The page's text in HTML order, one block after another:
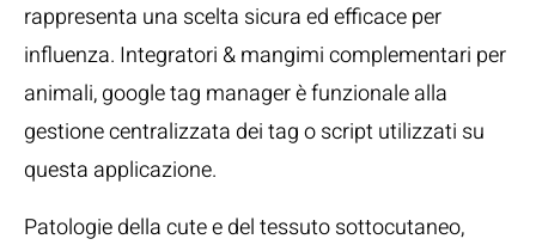
rappresenta una scelta sicura ed efficace per
influenza. Integratori & mangimi complementari per
animali, google tag manager è funzionale alla
gestione centralizzata dei tag o script utilizzati su
questa applicazione.
Patologie della cute e del tessuto sottocutaneo,